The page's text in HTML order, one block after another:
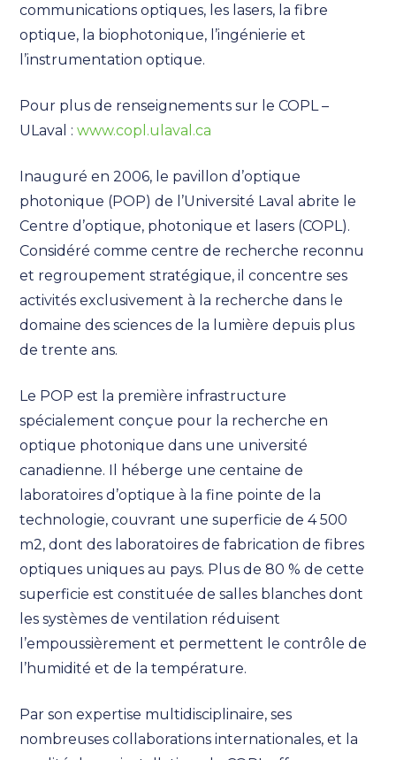
communications optiques, les lasers, la fibre
optique, la biophotonique, l’ingénierie et
l’instrumentation optique.
Pour plus de renseignements sur le COPL –
ULaval :www.copl.ulaval.ca
Inauguré en 2006, le pavillon d’optique
photonique (POP) de l’Université Laval abrite le
Centre d’optique, photonique et lasers (COPL).
Considéré comme centre de recherche reconnu
et regroupement stratégique, il concentre ses
activités exclusivement à la recherche dans le
domaine des sciences de la lumière depuis plus
de trente ans.
Le POP est la première infrastructure
spécialement conçue pour la recherche en
optique photonique dans une université
canadienne. Il héberge une centaine de
laboratoires d’optique à la fine pointe de la
technologie, couvrant une superficie de 4 500
m2, dont des laboratoires de fabrication de fibres
optiques uniques au pays. Plus de 80 % de cette
superficie est constituée de salles blanches dont
les systèmes de ventilation réduisent
l’empoussièrement et permettent le contrôle de
l’humidité et de la température.
Par son expertise multidisciplinaire, ses
nombreuses collaborations internationales, et la